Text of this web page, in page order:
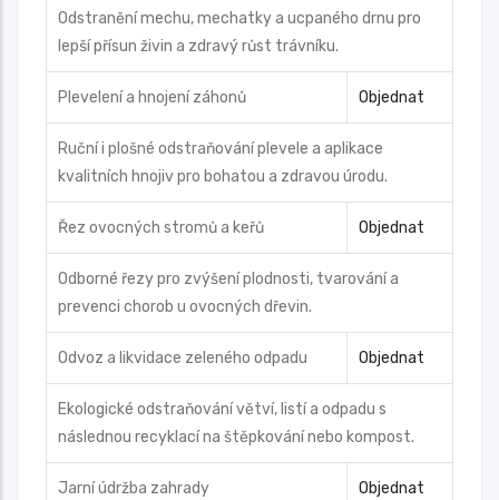
Odstranění mechu, mechatky a ucpaného drnu pro
lepší přísun živin a zdravý růst trávníku.
Plevelení a hnojení záhonů Objednat
Ruční i plošné odstraňování plevele a aplikace
kvalitních hnojiv pro bohatou a zdravou úrodu.
Řez ovocných stromů a keřů Objednat
Odborné řezy pro zvýšení plodnosti, tvarování a
prevenci chorob u ovocných dřevin.
Odvoz a likvidace zeleného odpadu Objednat
Ekologické odstraňování větví, listí a odpadu s
následnou recyklací na štěpkování nebo kompost.
Jarní údržba zahrady Objednat